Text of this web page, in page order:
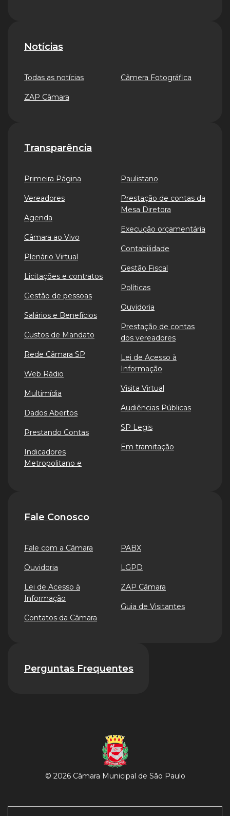
Notícias
Todas as notícias
ZAP Câmara
Câmera Fotográfica
Transparência
Primeira Página
Vereadores
Agenda
Câmara ao Vivo
Plenário Virtual
Licitações e contratos
Gestão de pessoas
Salários e Benefícios
Custos de Mandato
Rede Câmara SP
Web Rádio
Multimídia
Dados Abertos
Prestando Contas
Indicadores
Metropolitano e
Paulistano
Prestação de contas da
Mesa Diretora
Execução orçamentária
Contabilidade
Gestão Fiscal
Políticas
Ouvidoria
Prestação de contas
dos vereadores
Lei de Acesso à
Informação
Visita Virtual
Audiências Públicas
SP Legis
Em tramitação
Fale Conosco
Fale com a Câmara
Ouvidoria
Lei de Acesso à
Informação
Contatos da Câmara
PABX
LGPD
ZAP Câmara
Guia de Visitantes
Perguntas Frequentes
© 2026 Câmara Municipal de São Paulo